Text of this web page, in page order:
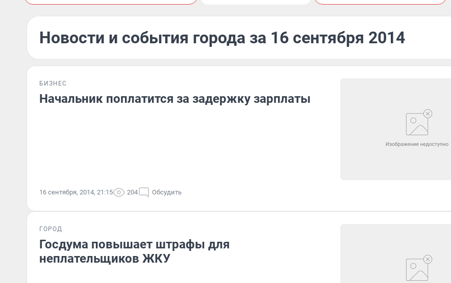
Новости и события города за 16 сентября 2014
БИЗНЕС
Начальник поплатится за задержку зарплаты
16 сентября, 2014, 21:15 204 Обсудить
ГОРОД
Госдума повышает штрафы для
неплательщиков ЖКУ